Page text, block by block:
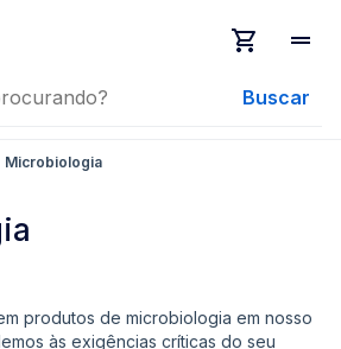
Buscar
Microbiologia
produtos de microbiologia em nosso
às exigências críticas do seu